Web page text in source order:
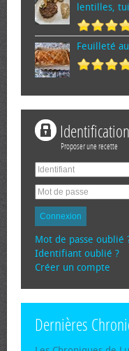
lentilles,
Feuilleté
Identification
Proposer une recette
Connexion
Mot de passe oublié
Identifiant oublié ?
Créer un compte
Dernières